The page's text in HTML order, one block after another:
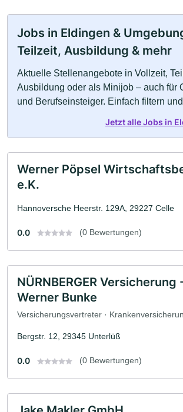
Jobs in Eldingen &
Teilzeit, Ausbildung & mehr
Aktuelle Stellenangebote in Vollzeit,
Ausbildung oder als Minijob – auch für
und Berufseinsteiger. Einfach filtern
Jetzt alle Jobs in
Werner Pöpsel
e.K.
Hannoversche Heerstr. 129A, 29227 Celle
0.0 (0 Bewertungen)
NÜRNBERGER Versicherung
Werner Bunke
Versicherungsvertreter ·
Bergstr. 12, 29345 Unterlüß
0.0 (0 Bewertungen)